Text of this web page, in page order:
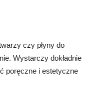
czy płyny do
Wystarczy dokładnie
poręczne i estetyczne